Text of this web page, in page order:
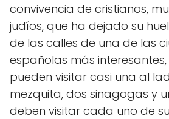
convivencia de cristianos,
judíos, que ha dejado su
de las calles de una de las
españolas más
pueden visitar casi una al
mezquita, dos sinagogas y
deben visitar cada uno de